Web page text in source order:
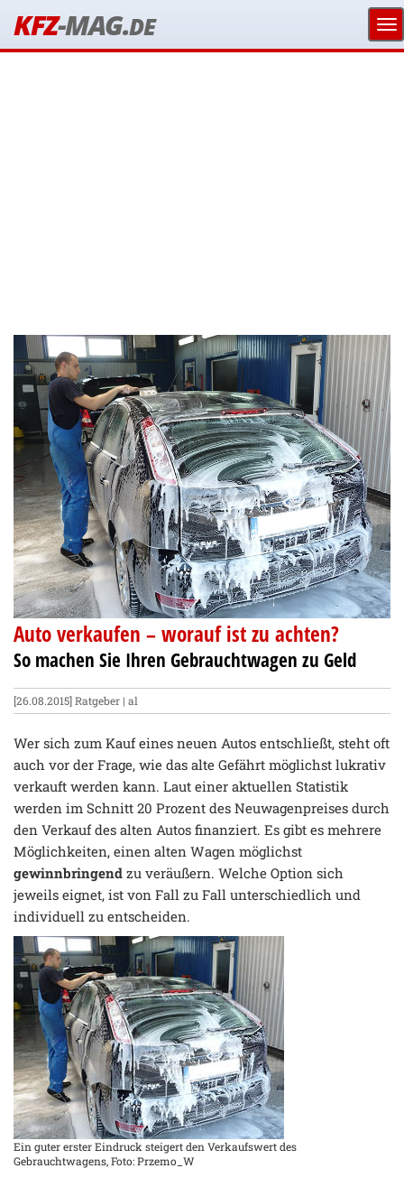
KFZ-MAG.DE
Auto verkaufen – worauf ist zu achten?
So machen Sie Ihren Gebrauchtwagen zu Geld
[26.08.2015]Ratgeber | al
Wer sich zum Kauf eines neuen Autos entschließt, steht oft
auch vor der Frage, wie das alte Gefährt möglichst lukrativ
verkauft werden kann. Laut einer aktuellen Statistik
werden im Schnitt 20 Prozent des Neuwagenpreises durch
den Verkauf des alten Autos finanziert. Es gibt es mehrere
Möglichkeiten, einen alten Wagen möglichst
gewinnbringend zu veräußern. Welche Option sich
jeweils eignet, ist von Fall zu Fall unterschiedlich und
individuell zu entscheiden.
Ein guter erster Eindruck steigert den Verkaufswert des
Gebrauchtwagens, Foto: Przemo_W